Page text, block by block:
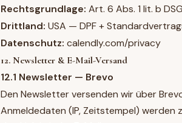
Rechtsgrundlage: Art. 6 Abs. 1 lit. b
Drittland: USA — DPF +
Datenschutz: calendly.com/privacy
12. Newsletter & E-Mail-Versand
12.1 Newsletter — Brevo
Den Newsletter versenden wir über
Anmeldedaten (IP, Zeitstempel)